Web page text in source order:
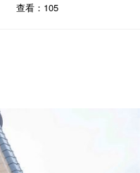
查看：105